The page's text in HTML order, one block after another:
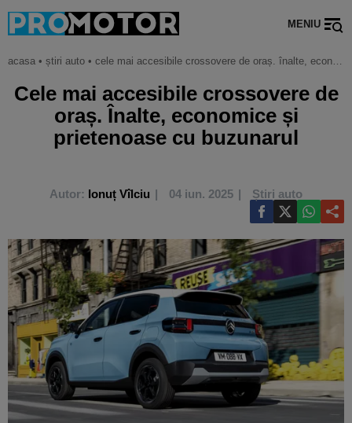
MENIU
acasa • știri auto • cele mai accesibile crossovere de oraș. înalte, economice și prietenoase cu buzunarul
Cele mai accesibile crossovere de
oraș. Înalte, economice și
prietenoase cu buzunarul
Autor: Ionuț Vîlciu 04 iun. 2025 Știri auto